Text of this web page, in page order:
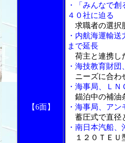
【6面】
・「みんなで
４０社に迫る
求職者の選択
・内航海運輸
まで延長
荷主と連携し
・海技教育財
ニーズに合わ
・海事局、Ｌ
錨泊中の補油
・海事局、ア
蓄圧式で直径
・南日本汽船
１２０ＴＥＵ